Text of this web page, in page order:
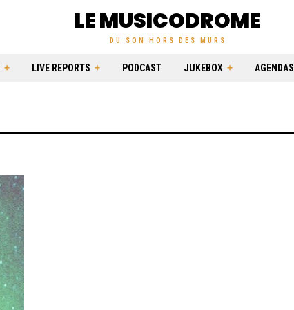
LE MUSICODROME
DU SON HORS DES MURS
LIVE REPORTS PODCAST JUKEBOX AGENDAS